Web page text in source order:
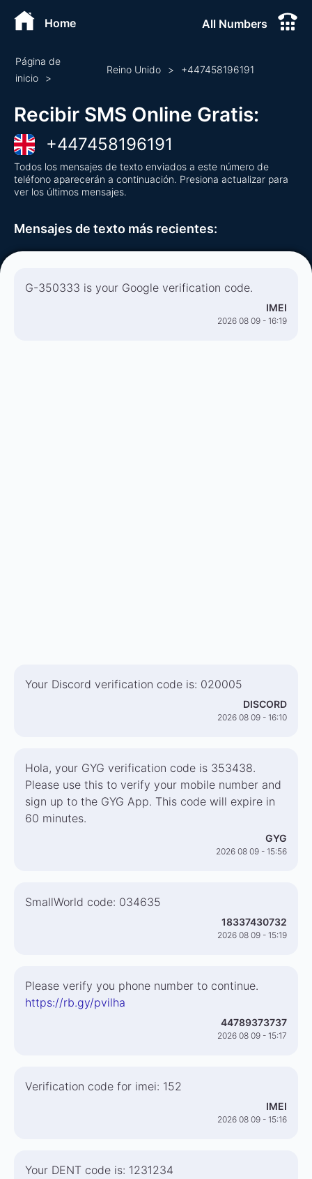
Home All Numbers
Página de
inicio
>
Reino Unido > +447458196191
Recibir SMS Online Gratis:
+447458196191
Todos los mensajes de texto enviados a este número de
teléfono aparecerán a continuación. Presiona actualizar para
ver los últimos mensajes.
Mensajes de texto más recientes:
G-350333 is your Google verification code.
IMEI
2026 08 09 - 16:19
Your Discord verification code is: 020005
DISCORD
2026 08 09 - 16:10
Hola, your GYG verification code is 353438.
Please use this to verify your mobile number and
sign up to the GYG App. This code will expire in
60 minutes.
GYG
2026 08 09 - 15:56
SmallWorld code: 034635
18337430732
2026 08 09 - 15:19
Please verify you phone number to continue.
https://rb.gy/pvilha
44789373737
2026 08 09 - 15:17
Verification code for imei: 152
IMEI
2026 08 09 - 15:16
Your DENT code is: 1231234